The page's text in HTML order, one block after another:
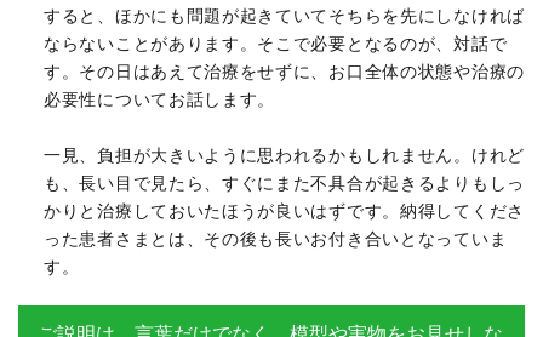
すると、ほかにも問題が起きていてそちらを先にしなければ
ならないことがあります。そこで必要となるのが、対話で
す。その日はあえて治療をせずに、お口全体の状態や治療の
必要性についてお話します。
一見、負担が大きいように思われるかもしれません。けれど
も、長い目で見たら、すぐにまた不具合が起きるよりもしっ
かりと治療しておいたほうが良いはずです。納得してくださ
った患者さまとは、その後も長いお付き合いとなっていま
す。